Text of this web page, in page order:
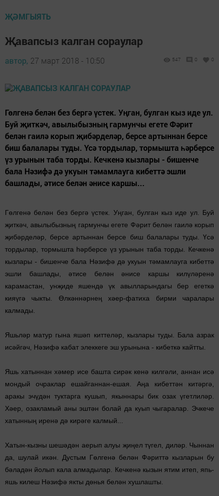
ҖӘМГЫЯТЬ
Җавапсыз калган сораулар
автор, 27 март 2018 - 10:50 547 0 0
Гөлгенә белән без бергә үстек. Уңган, булган кыз иде ул.
Буй җиткәч, авылыбызның гармунчы егете Фәрит
белән гаи­лә корып җибәрделәр, берсе артыннан берсе
биш балалары туды. Үсә тордылар, тормышта һәрберсе
үз урынын таба торды. Кечкенә кызлары - бишенче
бала Нәзифә дә укуын тәмамлауга кибеттә эшли
башлады, әтисе белән әнисе кар­шы...
Гөлгенә белән без бергә үстек. Уңган, булган кыз иде ул. Буй
җиткәч, авылыбызның гармунчы егете Фәрит белән гаи­лә корып
җибәрделәр, берсе артыннан берсе биш балалары туды. Үсә
тордылар, тормышта һәрберсе үз урынын таба торды. Кечкенә
кызлары - бишенче бала Нәзифә дә укуын тәмамлауга кибеттә
эшли башлады, әтисе белән әнисе кар­шы килүләренә
карамастан, унҗиде яшендә үк авылларын­дагы бер егеткә
кияүгә чыкты. Өлкәннәрнең хәер-фатиха бирми чаралары
калмады.
Яшьләр матур гына яшәп киттеләр, кызлары туды. Бала азрак
исәйгәч, Нәзифә кабат элеккеге эш урынына - ки­беткә кайтты.
Яшь хатыннан хәмер исе башта сирәк кенә килгәли, аннан исә
мондый очраклар ешайганнан-ешая. Аңа кибеттән китәргә,
аракы эчүдән туктарга кушып, якыннары бик озак үгетлиләр.
Хәер, озакламый аны эштән болай да куып чыга­ралар. Эчкече
хатынның иренә дә кирәге калмый...
Хатын-кызны шешәдән аерып алуы җиңел түгел, диләр. Чыннан
да, шулай икән. Дустым Гөлгенә белән Фәриттә кыз­ларын бу
бәладән йолып кала алмадылар. Кечкенә кызын ятим итеп, япь-
яшь килеш Нәзифә якты дөнья белән хушлашты.